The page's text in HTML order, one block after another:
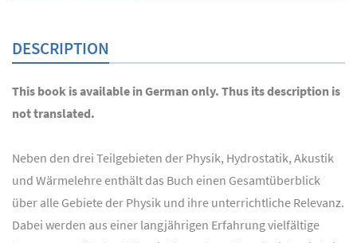
DESCRIPTION
This book is available in German only. Thus its description is
not translated.
Neben den drei Teilgebieten der Physik, Hydrostatik, Akustik
und Wärmelehre enthält das Buch einen Gesamtüberblick
über alle Gebiete der Physik und ihre unterrichtliche Relevanz.
Dabei werden aus einer langjährigen Erfahrung vielfältige